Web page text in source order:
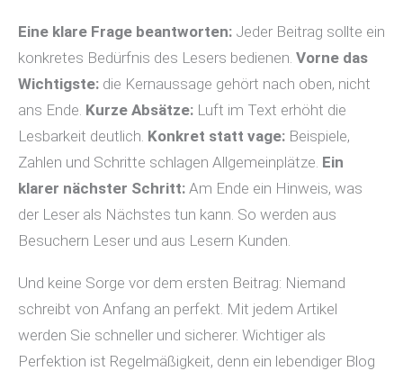
Eine klare Frage beantworten: Jeder Beitrag sollte ein
konkretes Bedürfnis des Lesers bedienen. Vorne das
Wichtigste: die Kernaussage gehört nach oben, nicht
ans Ende. Kurze Absätze: Luft im Text erhöht die
Lesbarkeit deutlich. Konkret statt vage: Beispiele,
Zahlen und Schritte schlagen Allgemeinplätze. Ein
klarer nächster Schritt: Am Ende ein Hinweis, was
der Leser als Nächstes tun kann. So werden aus
Besuchern Leser und aus Lesern Kunden.
Und keine Sorge vor dem ersten Beitrag: Niemand
schreibt von Anfang an perfekt. Mit jedem Artikel
werden Sie schneller und sicherer. Wichtiger als
Perfektion ist Regelmäßigkeit, denn ein lebendiger Blog